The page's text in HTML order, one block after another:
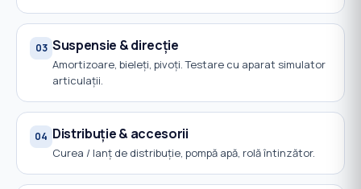
03 Suspensie & direcție
Amortizoare, bieleți, pivoți. Testare cu aparat simulator
articulații.
04 Distribuție & accesorii
Curea / lanț de distribuție, pompă apă, rolă întinzător.